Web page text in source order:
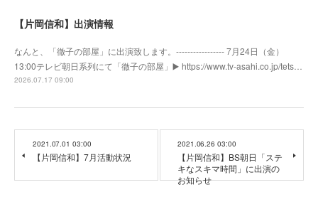
【片岡信和】出演情報
なんと、「徹子の部屋」に出演致します。----------------- 7月24日（金）
13:00テレビ朝日系列にて「徹子の部屋」▶️ https://www.tv-asahi.co.jp/tets…
2026.07.17 09:00
2021.07.01 03:00
【片岡信和】7月活動状況
2021.06.26 03:00
【片岡信和】BS朝日「ステ
キなスキマ時間」に出演の
お知らせ